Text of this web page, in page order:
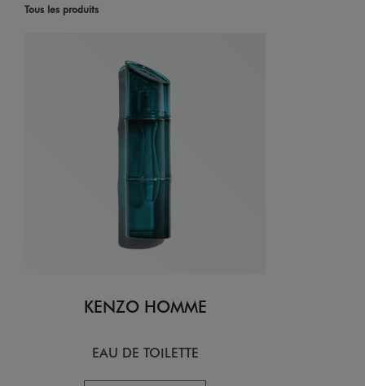
Tous les produits
KENZO HOMME
EAU DE TOILETTE